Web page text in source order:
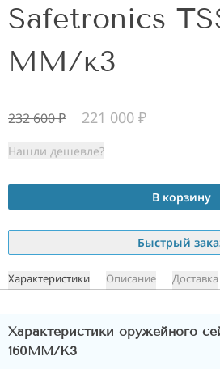
Safetronics
MM/к3
232 600₽ 221 000 ₽
Нашли дешевле?
В корзину
Быстрый
Характеристики Описание Доставка
Характеристики оружейного
160MM/K3